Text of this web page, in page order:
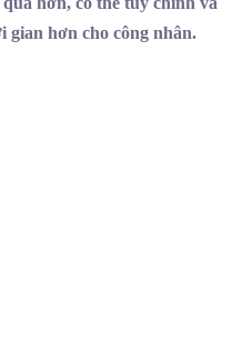
gian hơn cho công nhân.